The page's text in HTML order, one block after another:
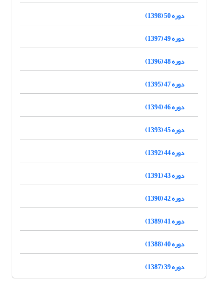
دوره 50 (1398)
دوره 49 (1397)
دوره 48 (1396)
دوره 47 (1395)
دوره 46 (1394)
دوره 45 (1393)
دوره 44 (1392)
دوره 43 (1391)
دوره 42 (1390)
دوره 41 (1389)
دوره 40 (1388)
دوره 39 (1387)